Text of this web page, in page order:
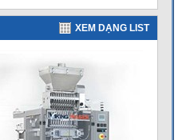
XEM DẠNG LIST